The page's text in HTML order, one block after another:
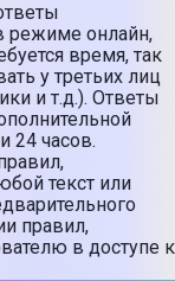
режиме онлайн,
время, так
у третьих лиц
и т.д.). Ответы
24 часов.
текст или
правил,
в доступе к